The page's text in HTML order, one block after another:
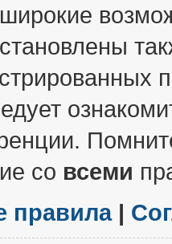
со всеми
правила|